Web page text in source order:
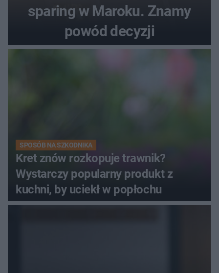
sparing w Maroku. Znamy
powód decyzji
SPOSÓB NA SZKODNIKA
Kret znów rozkopuje trawnik?
Wystarczy popularny produkt z
kuchni, by uciekł w popłochu